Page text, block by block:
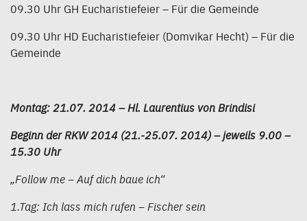
09.30 Uhr GH Eucharistiefeier – Für die Gemeinde
09.30 Uhr HD Eucharistiefeier (Domvikar Hecht) – Für die
Gemeinde
Montag: 21.07. 2014 – Hl. Laurentius von Brindisi
Beginn der RKW 2014 (21.-25.07. 2014) – jeweils 9.00 –
15.30 Uhr
„Follow me – Auf dich baue ich“
1.Tag: Ich lass mich rufen – Fischer sein